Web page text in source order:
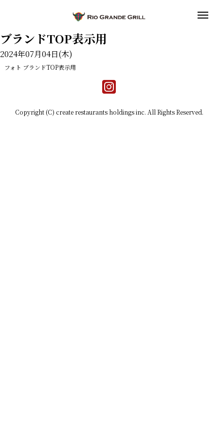
ブランドTOP表示用
2024年07月04日(木)
フォト ブランドTOP表示用
Copyright (C) create restaurants holdings inc. All Rights Reserved.